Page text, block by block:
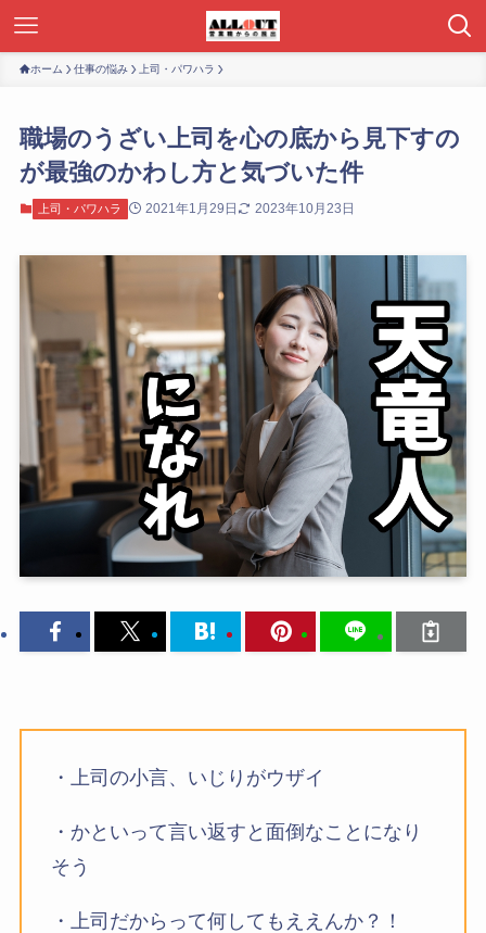
ホーム 仕事の悩み 上司・パワハラ
職場のうざい上司を心の底から見下すの
が最強のかわし方と気づいた件
上司・パワハラ 2021年1月29日 2023年10月23日
・上司の小言、いじりがウザイ
・かといって言い返すと面倒なことになり
そう
・上司だからって何してもええんか？！